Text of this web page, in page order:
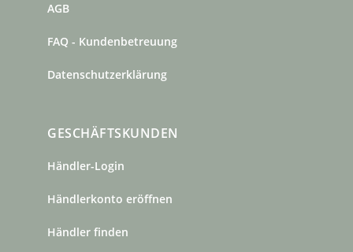
AGB
FAQ - Kundenbetreuung
Datenschutzerklärung
GESCHÄFTSKUNDEN
Händler-Login
Händlerkonto eröffnen
Händler finden